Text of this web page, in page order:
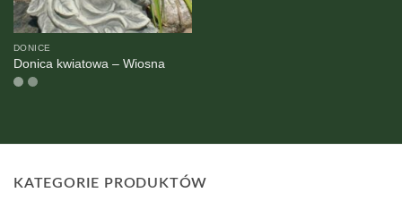
DONICE
Donica kwiatowa – Wiosna
KATEGORIE PRODUKTÓW